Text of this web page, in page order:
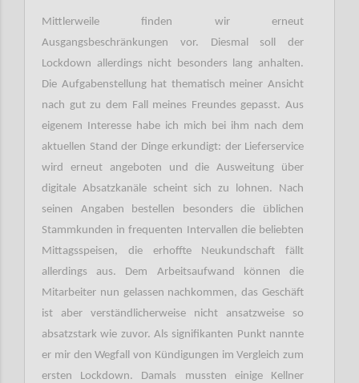
Mittlerweile finden wir erneut
Ausgangsbeschränkungen vor. Diesmal soll der
Lockdown allerdings nicht besonders lang anhalten.
Die Aufgabenstellung hat thematisch meiner Ansicht
nach gut zu dem Fall meines Freundes gepasst. Aus
eigenem Interesse habe ich mich bei ihm nach dem
aktuellen Stand der Dinge erkundigt: der Lieferservice
wird erneut angeboten und die Ausweitung über
digitale Absatzkanäle scheint sich zu lohnen. Nach
seinen Angaben bestellen besonders die üblichen
Stammkunden in frequenten Intervallen die beliebten
Mittagsspeisen, die erhoffte Neukundschaft fällt
allerdings aus. Dem Arbeitsaufwand können die
Mitarbeiter nun gelassen nachkommen, das Geschäft
ist aber verständlicherweise nicht ansatzweise so
absatzstark wie zuvor. Als signifikanten Punkt nannte
er mir den Wegfall von Kündigungen im Vergleich zum
ersten Lockdown. Damals mussten einige Kellner